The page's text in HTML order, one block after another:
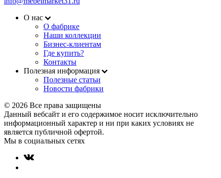
О нас
О фабрике
Наши коллекции
Бизнес-клиентам
Где купить?
Контакты
Полезная информация
Полезные статьи
Новости фабрики
© 2026 Все права защищены
Данный вебсайт и его содержимое носит исключительно
информационный характер и ни при каких условиях не
является публичной офертой.
Мы в социальных сетях